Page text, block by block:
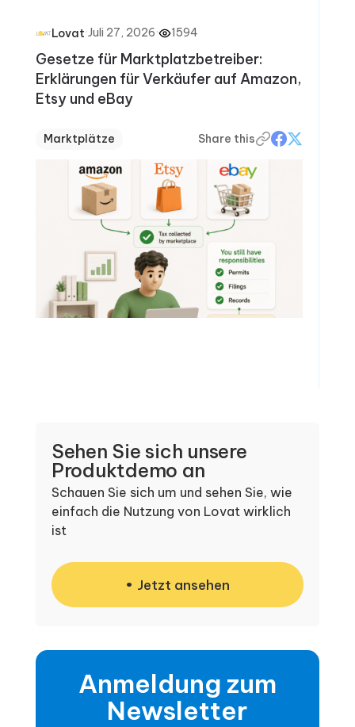
Lovat·Juli 27, 2026· 1594
Gesetze für Marktplatzbetreiber:
Erklärungen für Verkäufer auf Amazon,
Etsy und eBay
Marktplätze Share this
Sehen Sie sich unsere
Produktdemo an
Schauen Sie sich um und sehen Sie, wie
einfach die Nutzung von Lovat wirklich
ist
Jetzt ansehen
Anmeldung zum
Newsletter